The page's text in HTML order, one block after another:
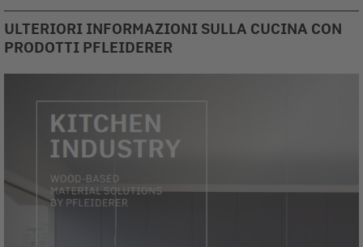
ULTERIORI INFORMAZIONI SULLA CUCINA CON
PRODOTTI PFLEIDERER